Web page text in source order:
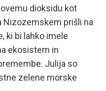
dioksidu kot
Nizozemskem prišli na
ki bi lahko imele
ekosistem in
Julija so
zelene morske